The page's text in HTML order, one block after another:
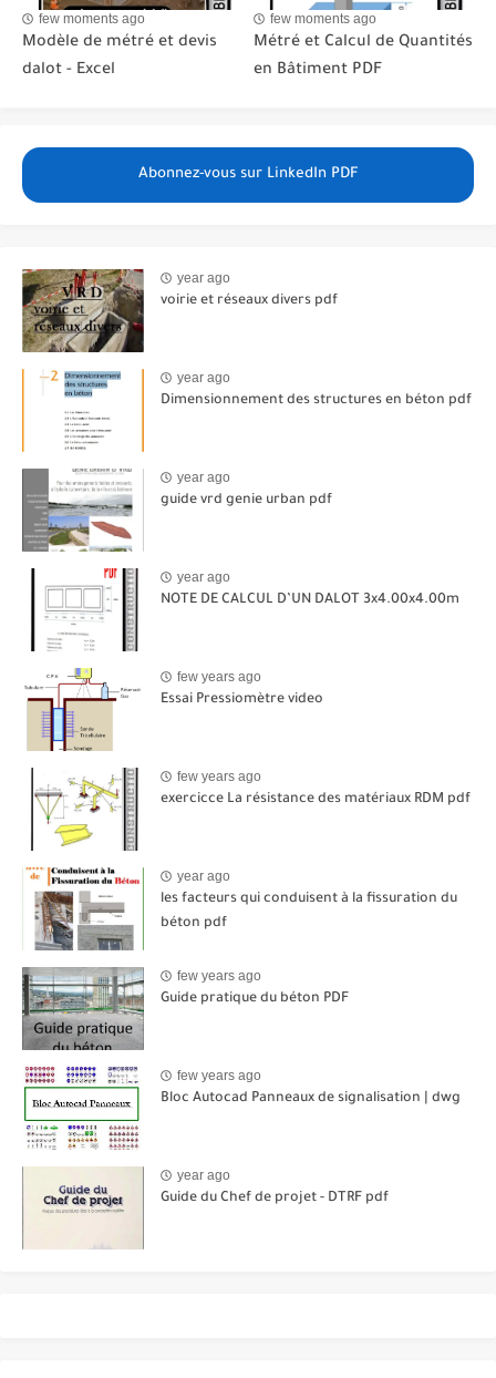
few moments ago
Modèle de métré et devis
dalot - Excel
few moments ago
Métré et Calcul de Quantités
en Bâtiment PDF
Abonnez-vous sur LinkedIn PDF
year ago
voirie et réseaux divers pdf
year ago
Dimensionnement des structures en béton pdf
year ago
guide vrd genie urban pdf
year ago
NOTE DE CALCUL D’UN DALOT 3x4.00x4.00m
few years ago
Essai Pressiomètre video
few years ago
exercicce La résistance des matériaux RDM pdf
year ago
les facteurs qui conduisent à la fissuration du
béton pdf
few years ago
Guide pratique du béton PDF
few years ago
Bloc Autocad Panneaux de signalisation | dwg
year ago
Guide du Chef de projet - DTRF pdf